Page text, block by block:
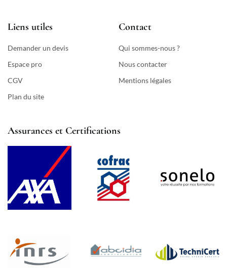
Liens utiles
Demander un devis
Espace pro
CGV
Plan du site
Contact
Qui sommes-nous ?
Nous contacter
Mentions légales
Assurances et Certifications